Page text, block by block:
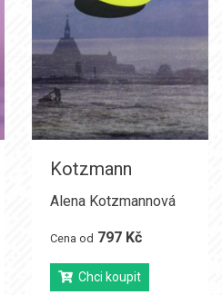
Kotzmann
Alena Kotzmannová
Cena od 797 Kč
Chci koupit